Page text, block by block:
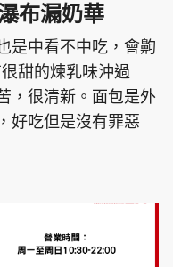
布漏奶華
是中看不中吃，會齁
甜的煉乳味沖過
，很清新。面包是外
好吃但是沒有罪惡